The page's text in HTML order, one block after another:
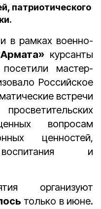
патриотического
в рамках военно-
курсанты
мастер-
Российское
встречи
вопросам
ценностей,
воспитания и
организуют
только в июне.